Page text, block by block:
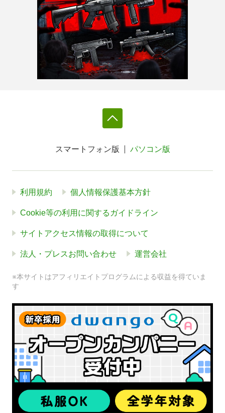
スマートフォン版 パソコン版
利用規約 個人情報保護基本方針
Cookie等の利用に関するガイドライン
サイトアクセス情報の取得について
法人・プレスお問い合わせ 運営会社
※本サイトはアフィリエイトプログラムによる収益を得ていま
す